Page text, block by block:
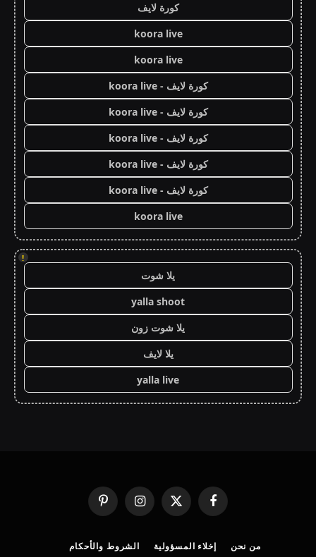
كورة لايف
koora live
koora live
كورة لايف - koora live
كورة لايف - koora live
كورة لايف - koora live
كورة لايف - koora live
كورة لايف - koora live
koora live
!
يلا شوت
yalla shoot
يلا شوت زون
يلا لايف
yalla live
فيسبوك
X
(Twitter)
الانستغرامبينتيريست
من نحن إخلاء المسؤولية الشروط والأحكام